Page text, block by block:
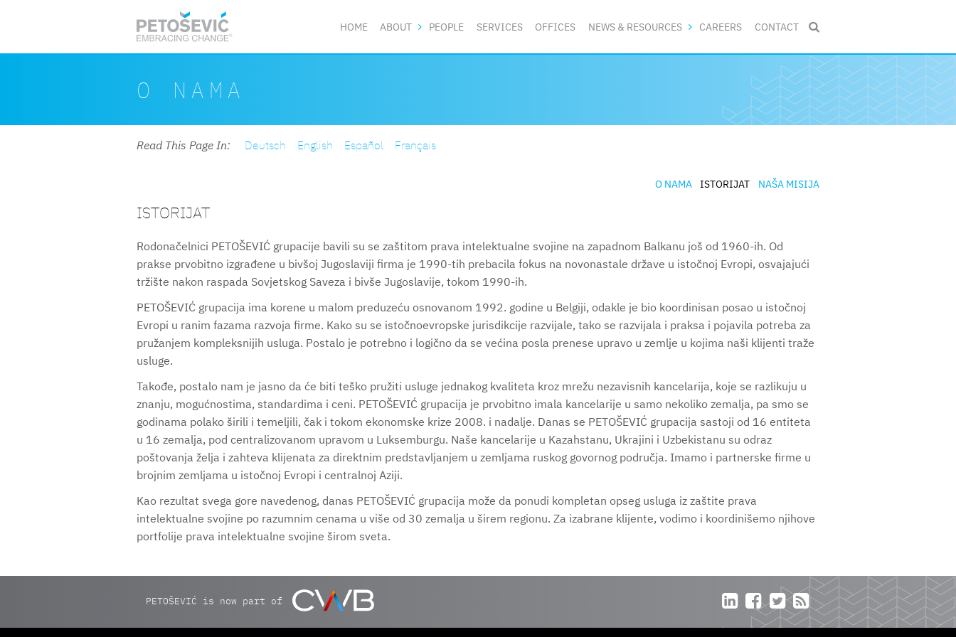
HOME ABOUT PEOPLE SERVICES OFFICES NEWS & RESOURCES CAREERS CONTACT 
O NAMA
O NAMA ISTORIJAT NAŠA MISIJA
ISTORIJAT
Rodonačelnici PETOŠEVIĆ grupacije bavili su se zaštitom prava intelektualne svojine na zapadnom Balkanu još od 1960-ih. Od
prakse prvobitno izgrađene u bivšoj Jugoslaviji firma je 1990-tih prebacila fokus na novonastale države u istočnoj Evropi, osvajajući
tržište nakon raspada Sovjetskog Saveza i bivše Jugoslavije, tokom 1990-ih.
PETOŠEVIĆ grupacija ima korene u malom preduzeću osnovanom 1992. godine u Belgiji, odakle je bio koordinisan posao u istočnoj
Evropi u ranim fazama razvoja firme. Kako su se istočnoevropske jurisdikcije razvijale, tako se razvijala i praksa i pojavila potreba za
pružanjem kompleksnijih usluga. Postalo je potrebno i logično da se većina posla prenese upravo u zemlje u kojima naši klijenti traže
usluge.
Takođe, postalo nam je jasno da će biti teško pružiti usluge jednakog kvaliteta kroz mrežu nezavisnih kancelarija, koje se razlikuju u
znanju, mogućnostima, standardima i ceni. PETOŠEVIĆ grupacija je prvobitno imala kancelarije u samo nekoliko zemalja, pa smo se
godinama polako širili i temeljili, čak i tokom ekonomske krize 2008. i nadalje. Danas se PETOŠEVIĆ grupacija sastoji od 16 entiteta
u 16 zemalja, pod centralizovanom upravom u Luksemburgu. Naše kancelarije u Kazahstanu, Ukrajini i Uzbekistanu su odraz
poštovanja želja i zahteva klijenata za direktnim predstavljanjem u zemljama ruskog govornog područja. Imamo i partnerske firme u
brojnim zemljama u istočnoj Evropi i centralnoj Aziji.
Kao rezultat svega gore navedenog, danas PETOŠEVIĆ grupacija može da ponudi kompletan opseg usluga iz zaštite prava
intelektualne svojine po razumnim cenama u više od 30 zemalja u širem regionu. Za izabrane klijente, vodimo i koordinišemo njihove
portfolije prava intelektualne svojine širom sveta.
Read This Page In Deutsch English Español Français
PETOŠEVIĆ is now part of    